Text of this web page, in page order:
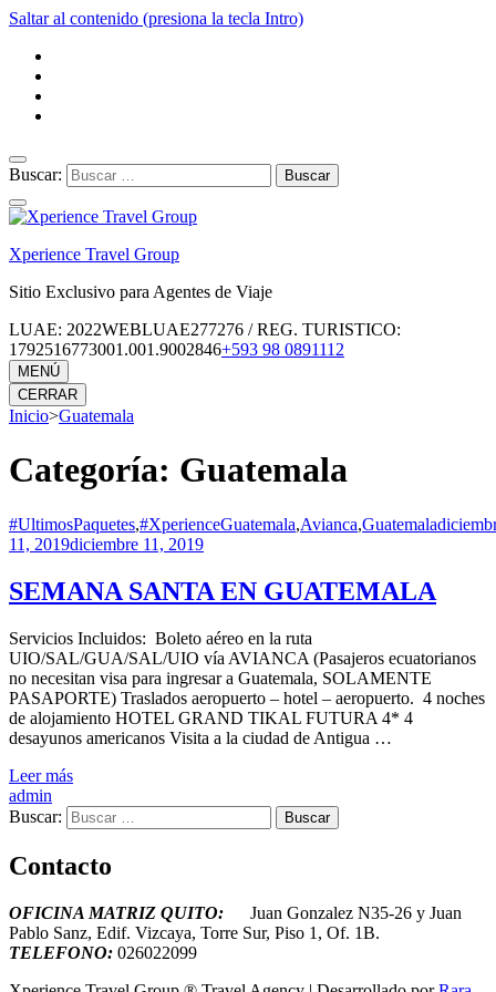
Saltar al contenido (presiona la tecla Intro)
Buscar:
Xperience Travel Group
Sitio Exclusivo para Agentes de Viaje
LUAE: 2022WEBLUAE277276 / REG. TURISTICO:
1792516773001.001.9002846+593 98 0891112
MENÚ
CERRAR
Inicio>Guatemala
Categoría: Guatemala
#UltimosPaquetes,#XperienceGuatemala,Avianca,Guatemala
11, 2019diciembre 11, 2019
SEMANA SANTA EN GUATEMALA
Servicios Incluidos: Boleto aéreo en la ruta
UIO/SAL/GUA/SAL/UIO vía AVIANCA (Pasajeros ecuatorianos
no necesitan visa para ingresar a Guatemala, SOLAMENTE
PASAPORTE) Traslados aeropuerto – hotel – aeropuerto. 4 noches
de alojamiento HOTEL GRAND TIKAL FUTURA 4* 4
desayunos americanos Visita a la ciudad de Antigua …
Leer más
admin
Buscar:
Contacto
OFICINA MATRIZ QUITO: Juan Gonzalez N35-26 y Juan
Pablo Sanz, Edif. Vizcaya, Torre Sur, Piso 1, Of. 1B.
TELEFONO: 026022099